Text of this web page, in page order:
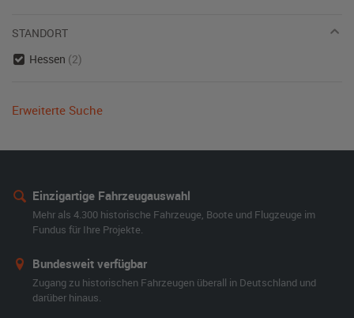
STANDORT
Hessen (2)
Erweiterte Suche
Einzigartige Fahrzeugauswahl
Mehr als 4.300 historische Fahrzeuge, Boote und Flugzeuge im
Fundus für Ihre Projekte.
Bundesweit verfügbar
Zugang zu historischen Fahrzeugen überall in Deutschland und
darüber hinaus.